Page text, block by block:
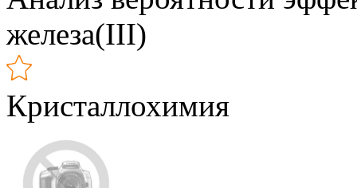
железа(III)
Кристаллохимия